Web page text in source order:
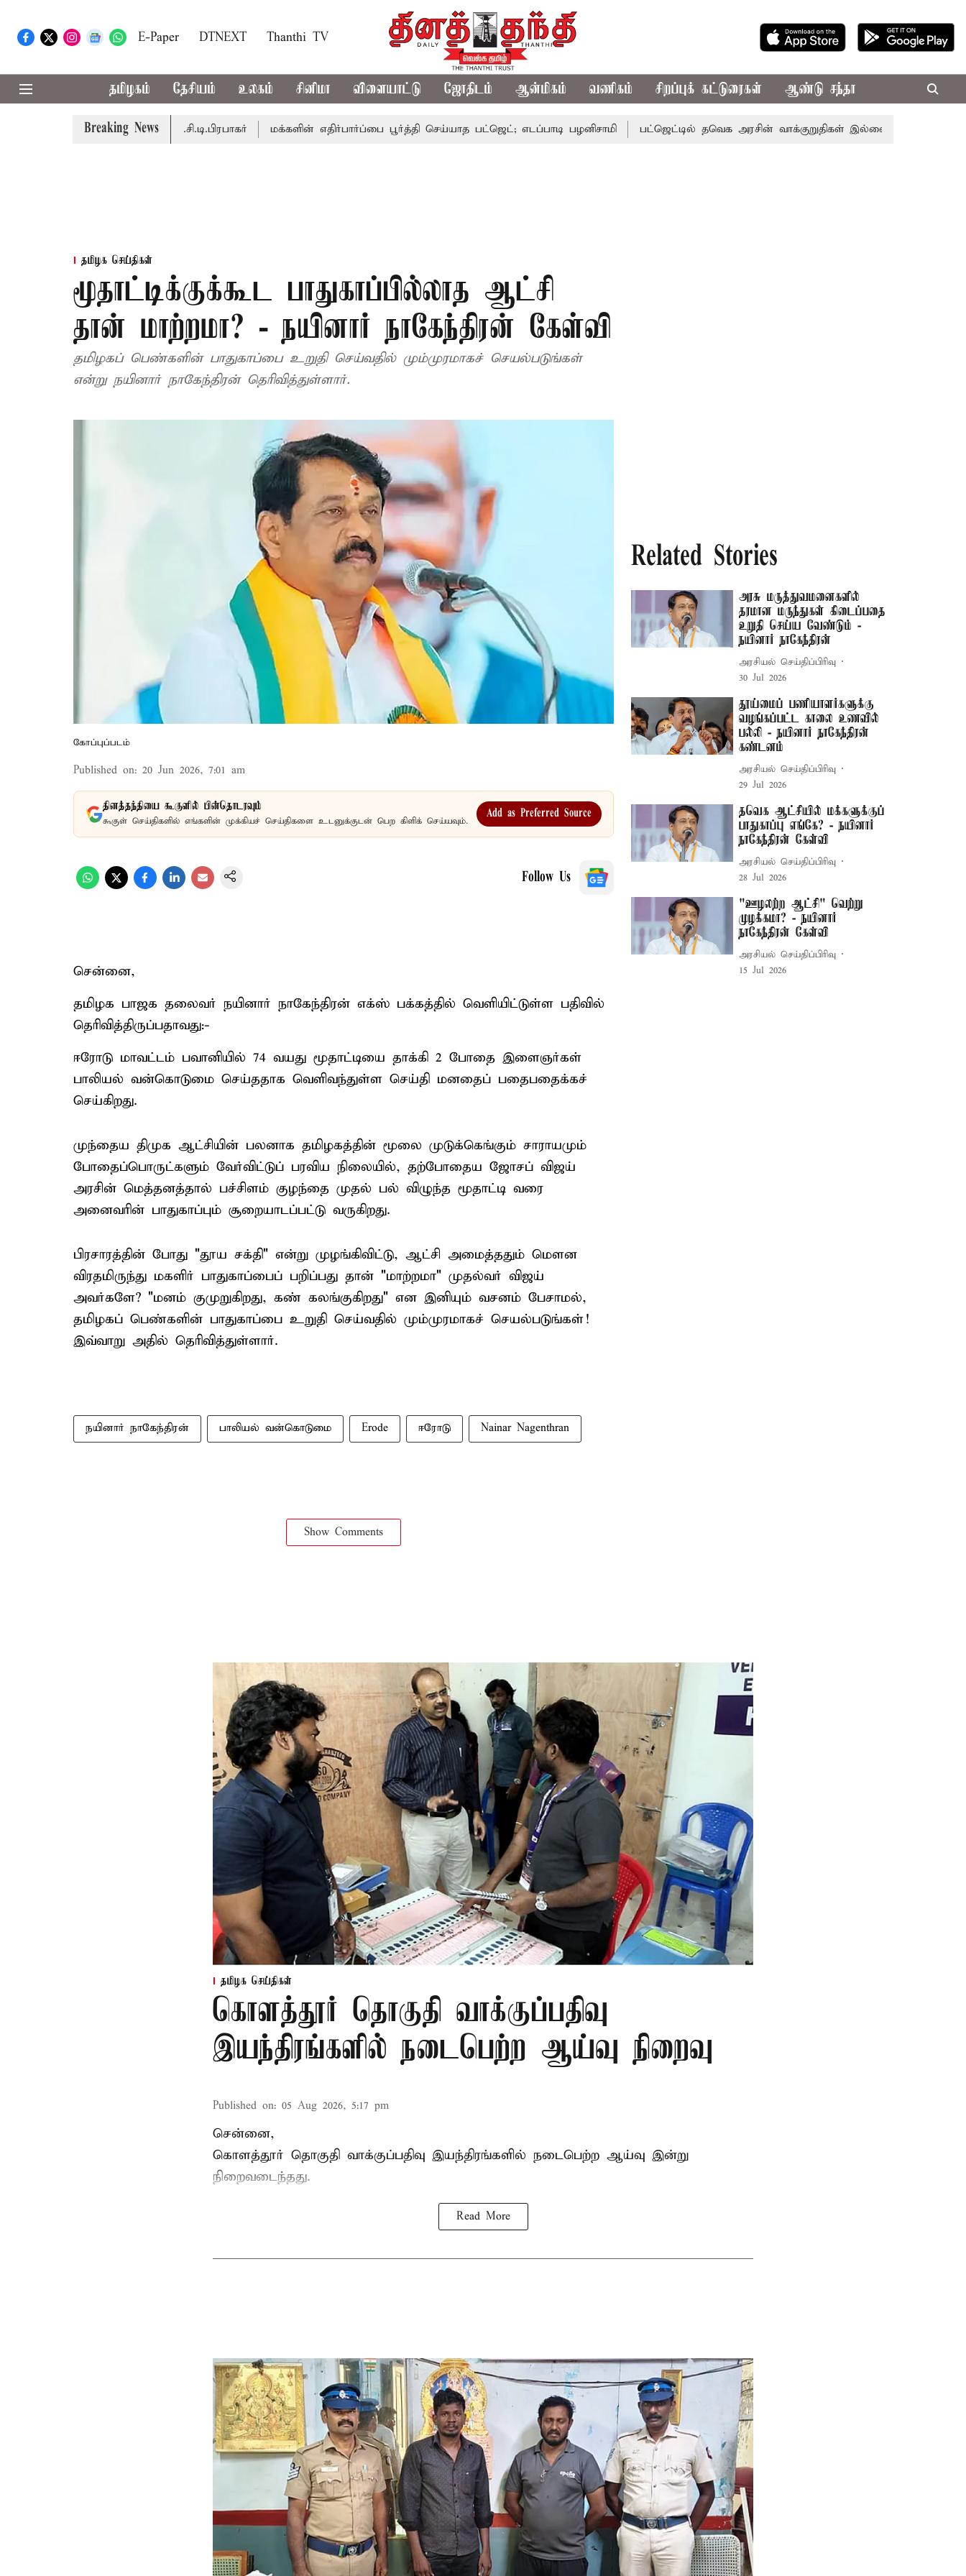
E-Paper DTNEXT Thanthi TV
தமிழகம் தேசியம் உலகம் சினிமா விளையாட்டு ஜோதிடம் ஆன்மிகம் வணிகம் சிறப்புக் கட்டுரைகள் ஆண்டு சந்தா
Breaking News
- சபாநாயகர் ஜே.சி.டி.பிரபாகர் மக்களின் எதிர்பார்ப்பை பூர்த்தி செய்யாத பட்ஜெட்; எடப்பாடி பழனிசாமி பட்ஜெட்டில் தவெக அரசின் வாக்குறுதிகள் இல்லை - எடப்பாடி பழனிசாமி
தமிழக செய்திகள்
மூதாட்டிக்குக்கூட பாதுகாப்பில்லாத ஆட்சி
தான் மாற்றமா? - நயினார் நாகேந்திரன் கேள்வி
தமிழகப் பெண்களின் பாதுகாப்பை உறுதி செய்வதில் மும்முரமாகச் செயல்படுங்கள்
என்று நயினார் நாகேந்திரன் தெரிவித்துள்ளார்.
கோப்புப்படம்
Published on: 20 Jun 2026, 7:01 am
தினத்தந்தியை கூகுளில் பின்தொடரவும்
கூகுள் செய்திகளில் எங்களின் முக்கியச் செய்திகளை உடனுக்குடன் பெற கிளிக் செய்யவும்.
Add as Preferred Source
Follow Us
சென்னை,
தமிழக பாஜக தலைவர் நயினார் நாகேந்திரன் எக்ஸ் பக்கத்தில் வெளியிட்டுள்ள பதிவில்
தெரிவித்திருப்பதாவது:-
ஈரோடு மாவட்டம் பவானியில் 74 வயது மூதாட்டியை தாக்கி 2 போதை இளைஞர்கள்
பாலியல் வன்கொடுமை செய்ததாக வெளிவந்துள்ள செய்தி மனதைப் பதைபதைக்கச்
செய்கிறது.
முந்தைய திமுக ஆட்சியின் பலனாக தமிழகத்தின் மூலை முடுக்கெங்கும் சாராயமும்
போதைப்பொருட்களும் வேர்விட்டுப் பரவிய நிலையில், தற்போதைய ஜோசப் விஜய்
அரசின் மெத்தனத்தால் பச்சிளம் குழந்தை முதல் பல் விழுந்த மூதாட்டி வரை
அனைவரின் பாதுகாப்பும் சூறையாடப்பட்டு வருகிறது.
பிரசாரத்தின் போது "தூய சக்தி" என்று முழங்கிவிட்டு, ஆட்சி அமைத்ததும் மௌன
விரதமிருந்து மகளிர் பாதுகாப்பைப் பறிப்பது தான் "மாற்றமா" முதல்வர் விஜய்
அவர்களே? "மனம் குமுறுகிறது, கண் கலங்குகிறது" என இனியும் வசனம் பேசாமல்,
தமிழகப் பெண்களின் பாதுகாப்பை உறுதி செய்வதில் மும்முரமாகச் செயல்படுங்கள்!
இவ்வாறு அதில் தெரிவித்துள்ளார்.
நயினார் நாகேந்திரன் பாலியல் வன்கொடுமை Erode ஈரோடு Nainar Nagenthran
Show Comments
Related Stories
அரசு மருத்துவமனைகளில்
தரமான மருந்துகள் கிடைப்பதை
உறுதி செய்ய வேண்டும் -
நயினார் நாகேந்திரன்
அரசியல் செய்திப்பிரிவு
30 Jul 2026
தூய்மைப் பணியாளர்களுக்கு
வழங்கப்பட்ட காலை உணவில்
பல்லி - நயினார் நாகேந்திரன்
கண்டனம்
அரசியல் செய்திப்பிரிவு
29 Jul 2026
தவெக ஆட்சியில் மக்களுக்குப்
பாதுகாப்பு எங்கே? - நயினார்
நாகேந்திரன் கேள்வி
அரசியல் செய்திப்பிரிவு
28 Jul 2026
"ஊழலற்ற ஆட்சி" வெற்று
முழக்கமா? - நயினார்
நாகேந்திரன் கேள்வி
அரசியல் செய்திப்பிரிவு
15 Jul 2026
தமிழக செய்திகள்
கொளத்தூர் தொகுதி வாக்குப்பதிவு
இயந்திரங்களில் நடைபெற்ற ஆய்வு நிறைவு
Published on: 05 Aug 2026, 5:17 pm
சென்னை,
கொளத்தூர் தொகுதி வாக்குப்பதிவு இயந்திரங்களில் நடைபெற்ற ஆய்வு இன்று
நிறைவடைந்தது.
Read More